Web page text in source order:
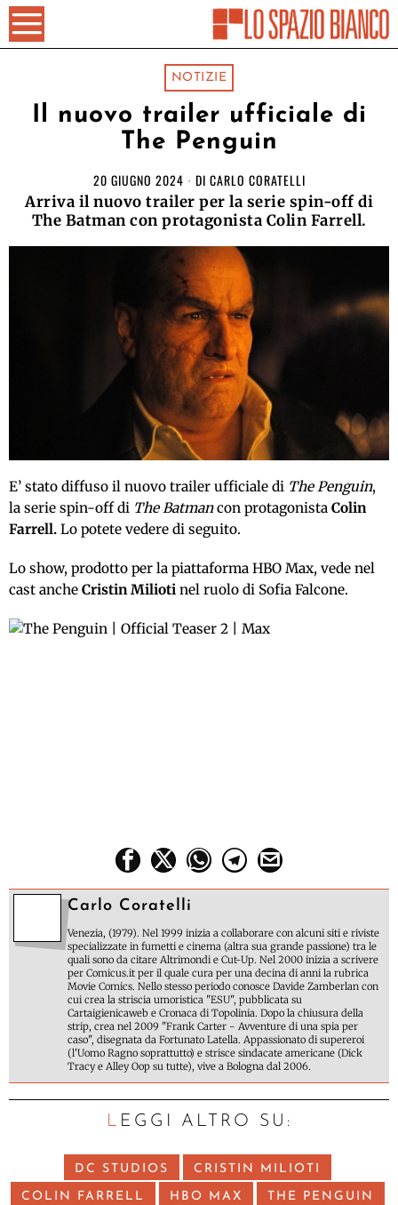
NOTIZIE
Il nuovo trailer ufficiale di
The Penguin
20 GIUGNO 2024 DI CARLO CORATELLI
Arriva il nuovo trailer per la serie spin-off di
The Batman con protagonista Colin Farrell.
E’ stato diffuso il nuovo trailer ufficiale di The Penguin,
la serie spin-off di The Batmancon protagonista Colin
Farrell. Lo potete vedere di seguito.
Lo show, prodotto per la piattaforma HBO Max, vede nel
cast anche Cristin Milioti nel ruolo di Sofia Falcone.
Carlo Coratelli
Venezia, (1979). Nel 1999 inizia a collaborare con alcuni siti e riviste
specializzate in fumetti e cinema (altra sua grande passione) tra le
quali sono da citare Altrimondi e Cut-Up. Nel 2000 inizia a scrivere
per Comicus.it per il quale cura per una decina di anni la rubrica
Movie Comics. Nello stesso periodo conosce Davide Zamberlan con
cui crea la striscia umoristica "ESU", pubblicata su
Cartaigienicaweb e Cronaca di Topolinia. Dopo la chiusura della
strip, crea nel 2009 "Frank Carter - Avventure di una spia per
caso", disegnata da Fortunato Latella. Appassionato di supereroi
(l'Uomo Ragno soprattutto) e strisce sindacate americane (Dick
Tracy e Alley Oop su tutte), vive a Bologna dal 2006.
LEGGI ALTRO SU:
DC STUDIOS CRISTIN MILIOTI
COLIN FARRELL HBO MAX THE PENGUIN